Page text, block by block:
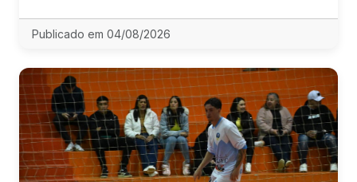
Publicado em 04/08/2026